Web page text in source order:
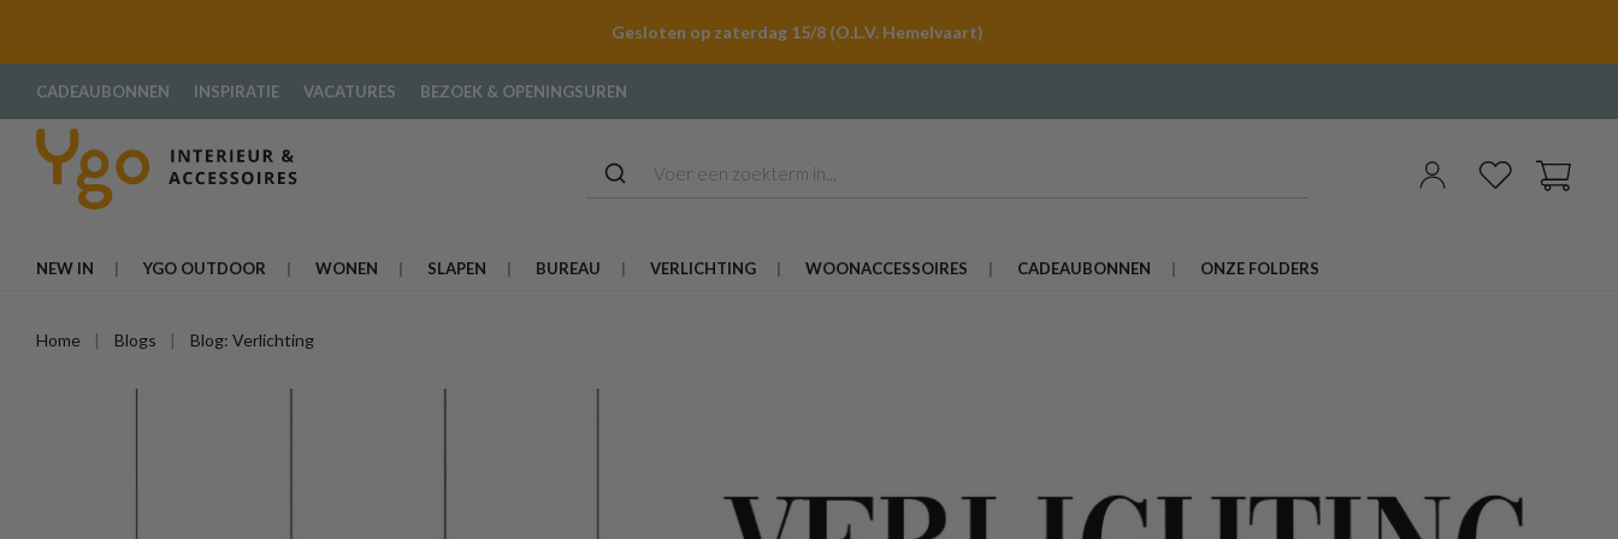
Gesloten op zaterdag 15/8 (O.L.V. Hemelvaart)
CADEAUBONNEN INSPIRATIE VACATURES BEZOEK & OPENINGSUREN
NEW IN YGO OUTDOOR WONEN SLAPEN BUREAU VERLICHTING WOONACCESSOIRES CADEAUBONNEN ONZE FOLDERS
Home Blogs Blog: Verlichting